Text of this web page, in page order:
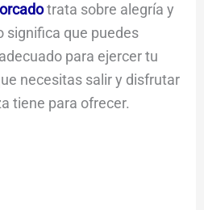
trata sobre alegría y
significa que puedes
para ejercer tu
necesitas salir y disfrutar
tiene para ofrecer.